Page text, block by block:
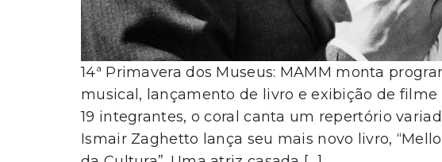
14ª Primavera dos Museus: MAMM monta
musical, lançamento de livro e exibição de
19 integrantes, o coral canta um repertório
Ismair Zaghetto lança seu mais novo livro,